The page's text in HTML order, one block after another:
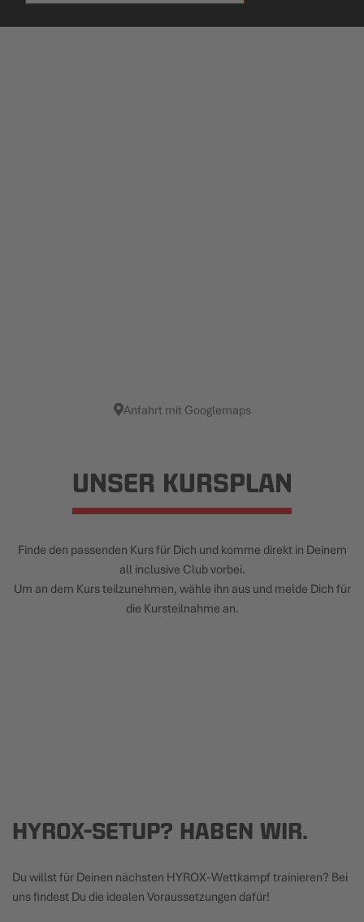
Anfahrt mit Googlemaps
UNSER KURSPLAN
Finde den passenden Kurs für Dich und komme direkt in Deinem
all inclusive Club vorbei.
Um an dem Kurs teilzunehmen, wähle ihn aus und melde Dich für
die Kursteilnahme an.
HYROX-SETUP? HABEN WIR.
Du willst für Deinen nächsten HYROX-Wettkampf trainieren? Bei
uns findest Du die idealen Voraussetzungen dafür!